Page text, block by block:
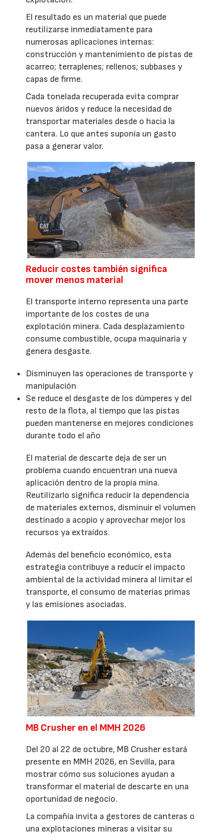
El resultado es un material que puede
reutilizarse inmediatamente para
numerosas aplicaciones internas:
construcción y mantenimiento de pistas de
acarreo; terraplenes; rellenos; subbases y
capas de firme.
Cada tonelada recuperada evita comprar
nuevos áridos y reduce la necesidad de
transportar materiales desde o hacia la
cantera. Lo que antes suponía un gasto
pasa a generar valor.
Reducir costes también significa
mover menos material
El transporte interno representa una parte
importante de los costes de una
explotación minera. Cada desplazamiento
consume combustible, ocupa maquinaria y
genera desgaste.
Disminuyen las operaciones de transporte y
manipulación
Se reduce el desgaste de los dúmperes y del
resto de la flota, al tiempo que las pistas
pueden mantenerse en mejores condiciones
durante todo el año
El material de descarte deja de ser un
problema cuando encuentran una nueva
aplicación dentro de la propia mina.
Reutilizarlo significa reducir la dependencia
de materiales externos, disminuir el volumen
destinado a acopio y aprovechar mejor los
recursos ya extraídos.
Además del beneficio económico, esta
estrategia contribuye a reducir el impacto
ambiental de la actividad minera al limitar el
transporte, el consumo de materias primas
y las emisiones asociadas.
MB Crusher en el MMH 2026
Del 20 al 22 de octubre, MB Crusher estará
presente en MMH 2026, en Sevilla, para
mostrar cómo sus soluciones ayudan a
transformar el material de descarte en una
oportunidad de negocio.
La compañía invita a gestores de canteras o
una explotaciones mineras a visitar su